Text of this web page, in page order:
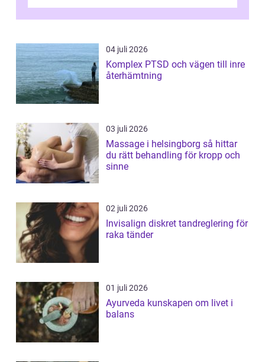
04 juli 2026
Komplex PTSD och vägen till inre
återhämtning
03 juli 2026
Massage i helsingborg så hittar
du rätt behandling för kropp och
sinne
02 juli 2026
Invisalign diskret tandreglering för
raka tänder
01 juli 2026
Ayurveda kunskapen om livet i
balans